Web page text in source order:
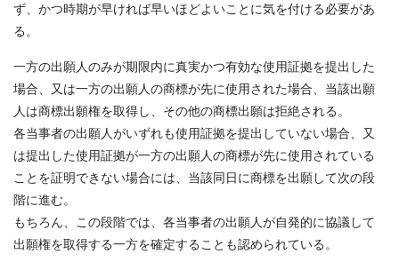
ず、かつ時期が早ければ早いほどよいことに気を付ける必要があ
る。
一方の出願人のみが期限内に真実かつ有効な使用証拠を提出した
場合、又は一方の出願人の商標が先に使用された場合、当該出願
人は商標出願権を取得し、その他の商標出願は拒絶される。
各当事者の出願人がいずれも使用証拠を提出していない場合、又
は提出した使用証拠が一方の出願人の商標が先に使用されている
ことを証明できない場合には、当該同日に商標を出願して次の段
階に進む。
もちろん、この段階では、各当事者の出願人が自発的に協議して
出願権を取得する一方を確定することも認められている。